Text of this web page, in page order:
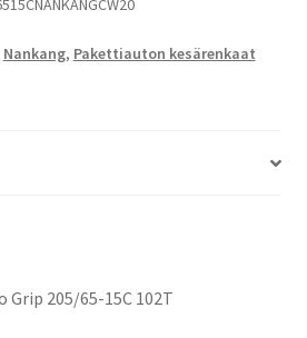
Nankang, Pakettiauton kesärenkaat
Grip 205/65-15C 102T